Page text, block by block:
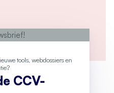
tools, webdossiers en
CCV-